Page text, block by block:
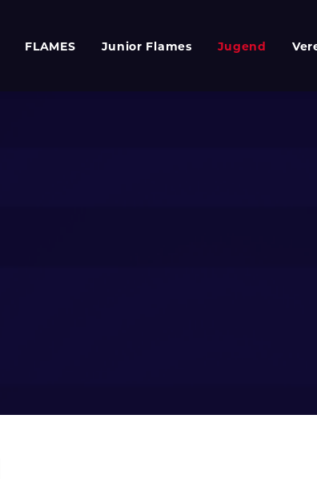
FLAMES Junior Flames Jugend